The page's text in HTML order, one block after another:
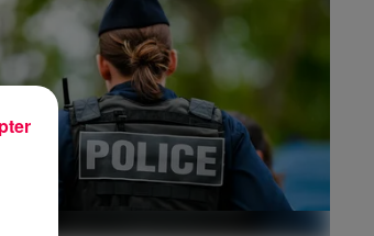
volontaires pour venir en aide...